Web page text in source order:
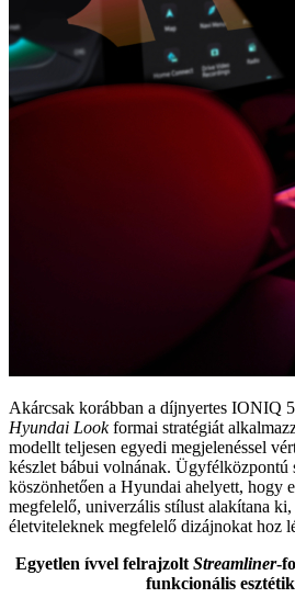
Akárcsak korábban a díjnyertes IONIQ
Hyundai Lookformai stratégiát
modellt teljesen egyedi megjelenéssel
készlet bábui volnának. Ügyfélközpontú
köszönhetően a Hyundai ahelyett, hogy
megfelelő, univerzális stílust alakítana
életviteleknek megfelelő dizájnokat hoz
Egyetlen ívvel felrajzolt Streamliner-
funkcionális